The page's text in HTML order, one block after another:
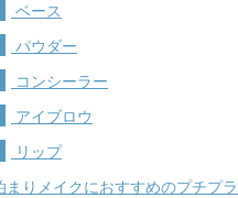
ベース
パウダー
コンシーラー
アイブロウ
リップ
まりメイクにおすすめのプチプ